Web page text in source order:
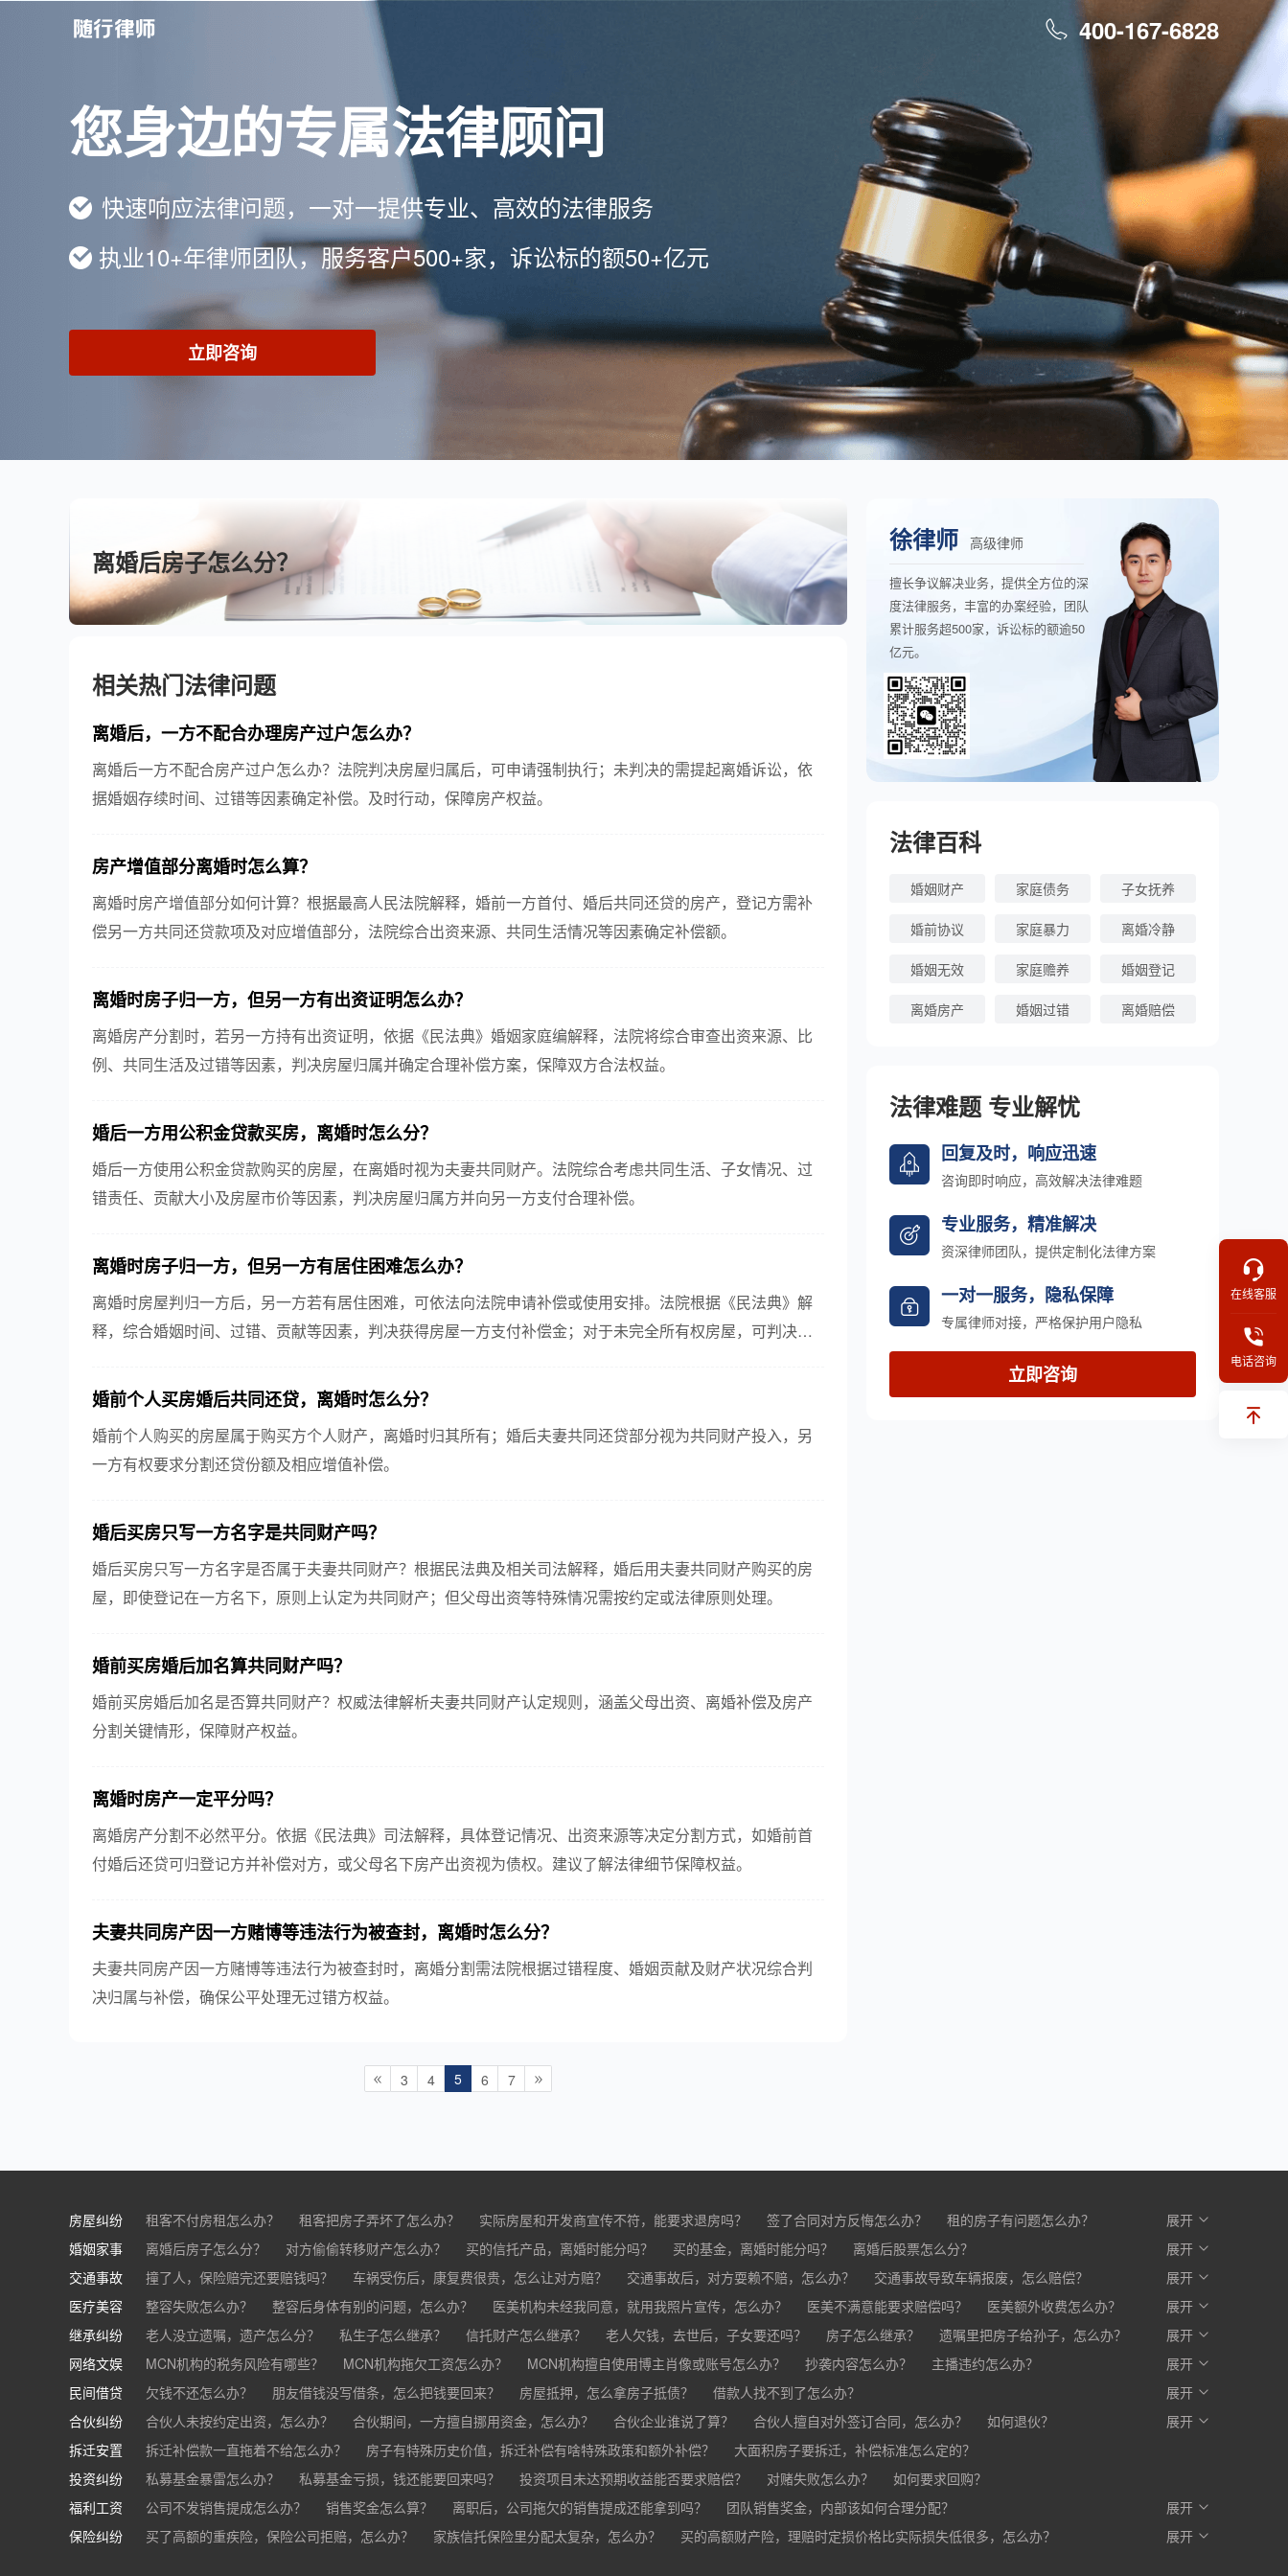
400-167-6828
您身边的专属法律顾问
快速响应法律问题，一对一提供专业、高效的法律服务
执业10+年律师团队，服务客户500+家，诉讼标的额50+亿元
立即咨询
离婚后房子怎么分？
相关热门法律问题
离婚后，一方不配合办理房产过户怎么办？
离婚后一方不配合房产过户怎么办？法院判决房屋归属后，可申请强制执行；未判决的需提起离婚诉讼，依
据婚姻存续时间、过错等因素确定补偿。及时行动，保障房产权益。
房产增值部分离婚时怎么算？
离婚时房产增值部分如何计算？根据最高人民法院解释，婚前一方首付、婚后共同还贷的房产，登记方需补
偿另一方共同还贷款项及对应增值部分，法院综合出资来源、共同生活情况等因素确定补偿额。
离婚时房子归一方，但另一方有出资证明怎么办？
离婚房产分割时，若另一方持有出资证明，依据《民法典》婚姻家庭编解释，法院将综合审查出资来源、比
例、共同生活及过错等因素，判决房屋归属并确定合理补偿方案，保障双方合法权益。
婚后一方用公积金贷款买房，离婚时怎么分？
婚后一方使用公积金贷款购买的房屋，在离婚时视为夫妻共同财产。法院综合考虑共同生活、子女情况、过
错责任、贡献大小及房屋市价等因素，判决房屋归属方并向另一方支付合理补偿。
离婚时房子归一方，但另一方有居住困难怎么办？
离婚时房屋判归一方后，另一方若有居住困难，可依法向法院申请补偿或使用安排。法院根据《民法典》解
释，综合婚姻时间、过错、贡献等因素，判决获得房屋一方支付补偿金；对于未完全所有权房屋，可判决由
婚前个人买房婚后共同还贷，离婚时怎么分？
婚前个人购买的房屋属于购买方个人财产，离婚时归其所有；婚后夫妻共同还贷部分视为共同财产投入，另
一方有权要求分割还贷份额及相应增值补偿。
婚后买房只写一方名字是共同财产吗？
婚后买房只写一方名字是否属于夫妻共同财产？根据民法典及相关司法解释，婚后用夫妻共同财产购买的房
屋，即使登记在一方名下，原则上认定为共同财产；但父母出资等特殊情况需按约定或法律原则处理。
婚前买房婚后加名算共同财产吗？
婚前买房婚后加名是否算共同财产？权威法律解析夫妻共同财产认定规则，涵盖父母出资、离婚补偿及房产
分割关键情形，保障财产权益。
离婚时房产一定平分吗？
离婚房产分割不必然平分。依据《民法典》司法解释，具体登记情况、出资来源等决定分割方式，如婚前首
付婚后还贷可归登记方并补偿对方，或父母名下房产出资视为债权。建议了解法律细节保障权益。
夫妻共同房产因一方赌博等违法行为被查封，离婚时怎么分？
夫妻共同房产因一方赌博等违法行为被查封时，离婚分割需法院根据过错程度、婚姻贡献及财产状况综合判
决归属与补偿，确保公平处理无过错方权益。
3 4 5 6 7
徐律师 高级律师
擅长争议解决业务，提供全方位的深
度法律服务，丰富的办案经验，团队
累计服务超500家，诉讼标的额逾50
亿元。
法律百科
婚姻财产 家庭债务 子女抚养
婚前协议 家庭暴力 离婚冷静
婚姻无效 家庭赡养 婚姻登记
离婚房产 婚姻过错 离婚赔偿
法律难题 专业解忧
回复及时，响应迅速
咨询即时响应，高效解决法律难题
专业服务，精准解决
资深律师团队，提供定制化法律方案
一对一服务，隐私保障
专属律师对接，严格保护用户隐私
立即咨询
房屋纠纷 租客不付房租怎么办？ 租客把房子弄坏了怎么办？ 实际房屋和开发商宣传不符，能要求退房吗？ 签了合同对方反悔怎么办？
租的房子有问题怎么办？
房东不退押金怎么办？
买房的定金能退吗？ 买的房子有问题怎么办？ 买家跳单怎么办？ 购买的房子有抵押怎么办？ 开发商不交房怎么办?
展开
婚姻家事
离婚后房子怎么分？ 对方偷偷转移财产怎么办？ 买的信托产品，离婚时能分吗？ 买的基金，离婚时能分吗？
离婚后股票怎么分？
离婚了公司股权怎么处理？
离婚后财产怎么分？
展开
交通事故
撞了人，保险赔完还要赔钱吗？ 车祸受伤后，康复费很贵，怎么让对方赔？ 交通事故后，对方耍赖不赔，怎么办？
交通事故导致车辆报废，怎么赔偿？
交通事故中，医保和对方赔偿能同时拿吗？
车祸导致人死亡，怎么办？
展开
医疗美容
整容失败怎么办？ 整容后身体有别的问题，怎么办？ 医美机构未经我同意，就用我照片宣传，怎么办？ 医美不满意能要求赔偿吗？
医美额外收费怎么办？
医美机构宣传的与实际结果不符怎么办？
医疗事故怎么赔偿？ 手术失败怎么赔？
康复治疗费用高昂，医院说只赔一部分，剩下的怎么办？
医疗器械出问题，怎么办？
展开
继承纠纷
老人没立遗嘱，遗产怎么分？ 私生子怎么继承？ 信托财产怎么继承？ 老人欠钱，去世后，子女要还吗？ 房子怎么继承？
遗嘱里把房子给孙子，怎么办？
基金怎么继承？
股票怎么继承？
展开
网络文娱
MCN机构的税务风险有哪些？ MCN机构拖欠工资怎么办？ MCN机构擅自使用博主肖像或账号怎么办？ 抄袭内容怎么办？
主播违约怎么办？
抖音账号归谁？
展开
民间借贷
欠钱不还怎么办？ 朋友借钱没写借条，怎么把钱要回来？ 房屋抵押，怎么拿房子抵债？
借款人找不到了怎么办？
帮人担保借款，对方不还，我要承担全部责任吗？
展开
合伙纠纷
合伙人未按约定出资，怎么办？ 合伙期间，一方擅自挪用资金，怎么办？ 合伙企业谁说了算？ 合伙人擅自对外签订合同，怎么办？
如何退伙？
和合伙人有矛盾，怎么办？
展开
拆迁安置
拆迁补偿款一直拖着不给怎么办？ 房子有特殊历史价值，拆迁补偿有啥特殊政策和额外补偿？
大面积房子要拆迁，补偿标准怎么定的？
投资纠纷
私募基金暴雷怎么办？ 私募基金亏损，钱还能要回来吗？ 投资项目未达预期收益能否要求赔偿？ 对赌失败怎么办？
如何要求回购？
福利工资
公司不发销售提成怎么办？ 销售奖金怎么算？ 离职后，公司拖欠的销售提成还能拿到吗？
团队销售奖金，内部该如何合理分配？
销售目标未完成，公司有权不发提成和奖金吗？
公司变更提成和奖金制度，之前的业绩怎么算？
销售提成和奖金未写入合同，有口头约定有效吗？
展开
保险纠纷
买了高额的重疾险，保险公司拒赔，怎么办？ 家族信托保险里分配太复杂，怎么办？
买的高额财产险，理赔时定损价格比实际损失低很多，怎么办？
展开
在线客服
电话咨询